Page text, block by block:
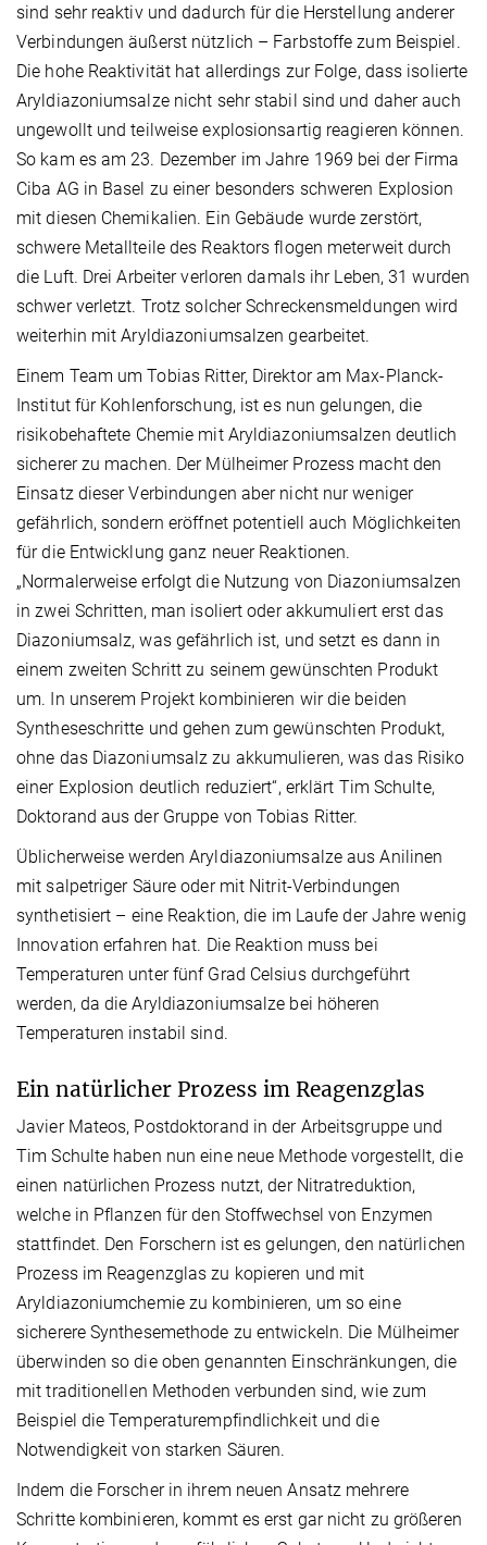
sind sehr reaktiv und dadurch für die Herstellung anderer
Verbindungen äußerst nützlich – Farbstoffe zum Beispiel.
Die hohe Reaktivität hat allerdings zur Folge, dass isolierte
Aryldiazoniumsalze nicht sehr stabil sind und daher auch
ungewollt und teilweise explosionsartig reagieren können.
So kam es am 23. Dezember im Jahre 1969 bei der Firma
Ciba AG in Basel zu einer besonders schweren Explosion
mit diesen Chemikalien. Ein Gebäude wurde zerstört,
schwere Metallteile des Reaktors flogen meterweit durch
die Luft. Drei Arbeiter verloren damals ihr Leben, 31 wurden
schwer verletzt. Trotz solcher Schreckensmeldungen wird
weiterhin mit Aryldiazoniumsalzen gearbeitet.
Einem Team um Tobias Ritter, Direktor am Max-Planck-
Institut für Kohlenforschung, ist es nun gelungen, die
risikobehaftete Chemie mit Aryldiazoniumsalzen deutlich
sicherer zu machen. Der Mülheimer Prozess macht den
Einsatz dieser Verbindungen aber nicht nur weniger
gefährlich, sondern eröffnet potentiell auch Möglichkeiten
für die Entwicklung ganz neuer Reaktionen.
„Normalerweise erfolgt die Nutzung von Diazoniumsalzen
in zwei Schritten, man isoliert oder akkumuliert erst das
Diazoniumsalz, was gefährlich ist, und setzt es dann in
einem zweiten Schritt zu seinem gewünschten Produkt
um. In unserem Projekt kombinieren wir die beiden
Syntheseschritte und gehen zum gewünschten Produkt,
ohne das Diazoniumsalz zu akkumulieren, was das Risiko
einer Explosion deutlich reduziert“, erklärt Tim Schulte,
Doktorand aus der Gruppe von Tobias Ritter.
Üblicherweise werden Aryldiazoniumsalze aus Anilinen
mit salpetriger Säure oder mit Nitrit-Verbindungen
synthetisiert – eine Reaktion, die im Laufe der Jahre wenig
Innovation erfahren hat. Die Reaktion muss bei
Temperaturen unter fünf Grad Celsius durchgeführt
werden, da die Aryldiazoniumsalze bei höheren
Temperaturen instabil sind.
Ein natürlicher Prozess im Reagenzglas
Javier Mateos, Postdoktorand in der Arbeitsgruppe und
Tim Schulte haben nun eine neue Methode vorgestellt, die
einen natürlichen Prozess nutzt, der Nitratreduktion,
welche in Pflanzen für den Stoffwechsel von Enzymen
stattfindet. Den Forschern ist es gelungen, den natürlichen
Prozess im Reagenzglas zu kopieren und mit
Aryldiazoniumchemie zu kombinieren, um so eine
sicherere Synthesemethode zu entwickeln. Die Mülheimer
überwinden so die oben genannten Einschränkungen, die
mit traditionellen Methoden verbunden sind, wie zum
Beispiel die Temperaturempfindlichkeit und die
Notwendigkeit von starken Säuren.
Indem die Forscher in ihrem neuen Ansatz mehrere
Schritte kombinieren, kommt es erst gar nicht zu größeren